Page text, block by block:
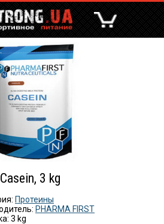
Casein, 3 kg
Протеины
PHARMA FIRST
3 kg